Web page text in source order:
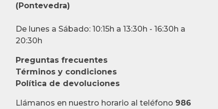
(Pontevedra)
De lunes a Sábado: 10:15h a 13:30h - 16:30h a
20:30h
Preguntas frecuentes
Términos y condiciones
Política de devoluciones
Llámanos en nuestro horario al teléfono 986